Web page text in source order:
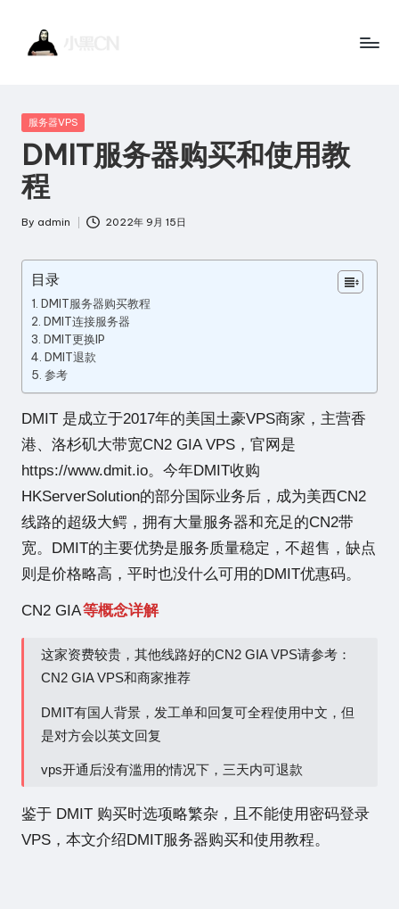
黑
C
N
站
点
一
技
术
的
博
客
网
站
Posted
服务器VPS
DMIT服务器购买和使用教
程
Posted
By admin 2022年 9月 15日
目录
DMIT服务器购买教程
DMIT连接服务器
DMIT更换IP
DMIT退款
参考
DMIT 是成立于2017年的美国土豪VPS商家，主营香
港、洛杉矶大带宽CN2 GIA VPS ，官网是
https://www.dmit.io。今年DMIT收购
HKServerSolution的部分国际业务后，成为美西CN2
线路的超级大鳄，拥有大量服务器和充足的CN2带
宽。DMIT的主要优势是服务质量稳定，不超售，缺点
则是价格略高，平时也没什么可用的DMIT优惠码。
CN2 GIA等概念详解
这家资费较贵，其他线路好的CN2 GIA VPS请参考：
CN2 GIA VPS和商家推荐
DMIT有国人背景，发工单和回复可全程使用中文，但
是对方会以英文回复
vps开通后没有滥用的情况下，三天内可退款
鉴于 DMIT 购买时选项略繁杂，且不能使用密码登录
VPS，本文介绍DMIT服务器购买和使用教程。